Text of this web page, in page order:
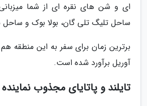
ای و شن های نقره ای از شما
ساحل تلیگ تلی گان، بولا بوک و
برترین زمان برای سفر به این منطقه هم
آوریل برآورد شده است.
تایلند و پاتایای مجذوب نماینده